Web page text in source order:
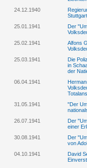
24.12.1940
25.01.1941
Der
25.02.1941
Alfons
25.03.1941
Die
in
der
06.04.1941
31.05.1941
"Der
26.07.1941
Der
einer
30.08.1941
Der
von
04.10.1941
David